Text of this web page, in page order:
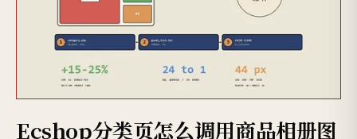
Ecshop分类页怎么调用商品相册图